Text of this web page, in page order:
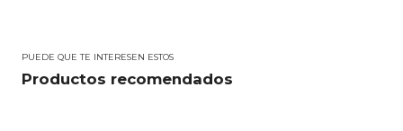
PUEDE QUE TE INTERESEN ESTOS
Productos recomendados